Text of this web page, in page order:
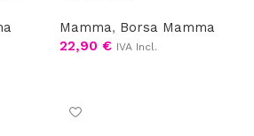
Mamma, Borsa Mamma
22,90 € IVA Incl.